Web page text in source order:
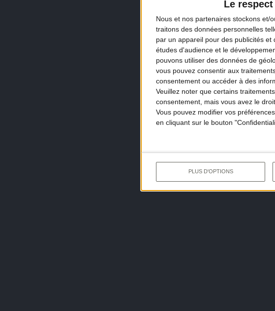
Le
Nous et nos partenaires stockons et/
traitons des données personnelles
par un appareil pour des publicités
études d'audience et le
pouvons utiliser des données de
vous pouvez consentir aux
consentement ou accéder à des
Veuillez noter que certains
consentement, mais vous avez le
Vous pouvez modifier vos
en cliquant sur le bouton
PLUS D'OPTIONS